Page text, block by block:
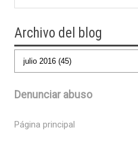
Archivo del blog
Denunciar abuso
Página principal